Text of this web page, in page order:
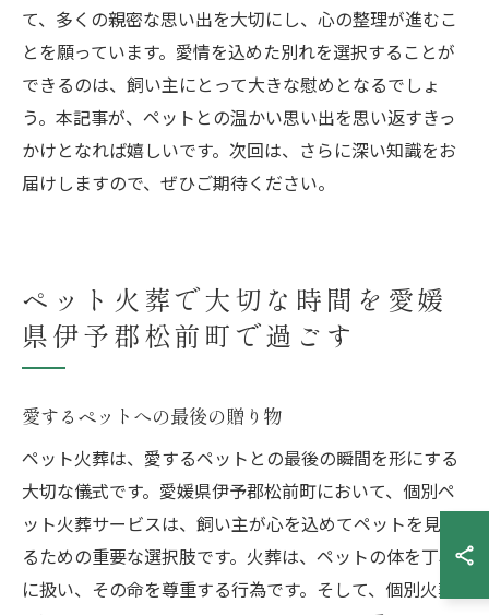
て、多くの親密な思い出を大切にし、心の整理が進むこ
とを願っています。愛情を込めた別れを選択することが
できるのは、飼い主にとって大きな慰めとなるでしょ
う。本記事が、ペットとの温かい思い出を思い返すきっ
かけとなれば嬉しいです。次回は、さらに深い知識をお
届けしますので、ぜひご期待ください。
ペット火葬で大切な時間を愛媛
県伊予郡松前町で過ごす
愛するペットへの最後の贈り物
ペット火葬は、愛するペットとの最後の瞬間を形にする
大切な儀式です。愛媛県伊予郡松前町において、個別ペ
ット火葬サービスは、飼い主が心を込めてペットを見送
るための重要な選択肢です。火葬は、ペットの体を丁寧
に扱い、その命を尊重する行為です。そして、個別火葬